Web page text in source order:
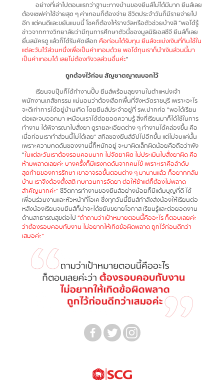
อย่างที่เล่าไปตอนแรกว่าฐานะทางบ้านของยีนส์ไม่ได้มีมาก ยีนส์เลย
ต้องเซฟค่าใช้จ่ายสุด ๆ ค่าเทอมก็ต้องจ่าย ชีวิตประจำวันก็มีรายจ่ายไป
อีก แต่คนดีและขยันแบบนี้ โชคก็ต้องให้รางวัลหรือตัวช่วยบ้างสิ “พอได้รู้
ข่าวจากทางวิทยาลัยว่ามีทุนการศึกษาตัวนี้ของมูลนิธิเอสซีจี ยีนส์ก็เลย
ยื่นสมัครดู แล้วก็ได้รับคัดเลือก คือก่อนได้รับทุน ยีนส์จะแบ่งเงินที่กินใช้ใน
แต่ละวันไว้ส่วนหนึ่งเพื่อเป็นค่าเทอมด้วย พอได้ทุนเราก็นำเงินส่วนนี้มา
เป็นค่าเทอมได้ เลยไม่ต้องกังวลส่วนอื่นค่ะ”
ถูกต้องไว้ก่อน สัญชาตญาณบอกไว้
เรียนจบปุ๊บก็ได้ทำงานปั๊บ ยีนส์พร้อมลุยงานในตำแหน่งเจ้า
พนักงานเภสัชกรรม แน่นอนว่าต้องเลือกพื้นที่จังหวัดราชบุรี เพราะอะไร
จะดีเท่าการได้อยู่บ้านเกิด โดยยีนส์ประจำอยู่ที่ รพ.ปากท่อ “พอได้เรียน
ต่อและจบออกมา เหมือนเราได้ต่อยอดความรู้ สิ่งที่เรียนมาก็ได้ใช้ในการ
ทำงาน ได้พิจารณาใบสั่งยา ดูรายละเอียดต่าง ๆ ทำงานได้คล่องขึ้น คือ
เมื่อก่อนเราทำส่วนนี้ไม่ได้เลย” สกิลของยีนส์อัปไปอีกขั้น แต่ไม่จบแค่นั้น
เพราะความกดดันของงานนี้ก็หนักอยู่ จะมาผิดเล็กผิดน้อยคือถือว่าพัง
“ในแต่ละวันเราต้องรอบคอบมาก ไม่จัดยาผิด ไม่ประเมินใบสั่งยาผิด คือ
ห้ามพลาดเลยค่ะ บางครั้งก็มีแรงกดดันจากคนไข้ เพราะเราคือลำดับ
สุดท้ายของการรักษา เขาอาจรอขั้นตอนต่าง ๆ มานานแล้ว ก็อยากกลับ
บ้าน เราจึงต้องตั้งสติ ทบทวนการจัดยา ต่อให้ช้าแต่ก็ต้องไม่พลาด
สำคัญมากค่ะ” ชีวิตการทำงานของยีนส์อย่างน้อยก็มีแต้มบุญที่ดี ได้
เพื่อนร่วมงานและหัวหน้าที่โอเค ซึ่งทุกวันนี้ยีนส์กำลังส่งน้องให้เรียนต่อ
หลังน้องเรียนจบยีนส์ก็น่าจะได้ขยับขยายโอกาส เรียนรู้และต่อยอดงาน
ด้านสาธารณสุขต่อไป “ถ้าถามว่าเป้าหมายตอนนี้คืออะไรก็ตอบเลยค่ะ
ว่าต้องรอบคอบกับงาน ไม่อยากให้เกิดข้อผิดพลาด ถูกไว้ก่อนดีกว่า
เสมอค่ะ”